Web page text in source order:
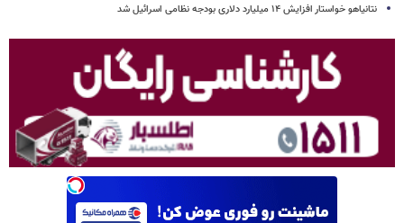
نتانیاهو خواستار افزایش ۱۴ میلیارد دلاری بودجه نظامی اسرائیل شد